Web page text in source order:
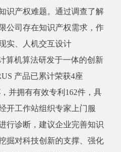
识产权难题。通过调查了解
公司存在知识产权需求，作
实、人机交互设计
算机算法研发于一体的创新
产品已累计荣获4座
并拥有有效专利162件，具
开工作站组织专家 上门服
行诊断，建议企业完善知识
掘对科技创新的支撑、强化